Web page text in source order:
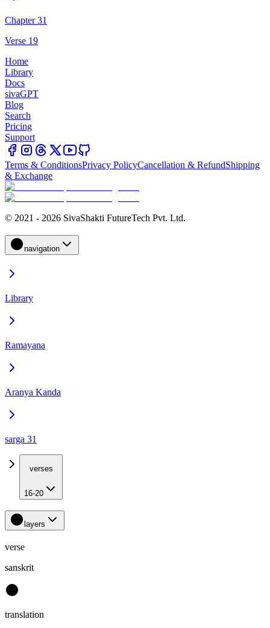
Chapter 31
Verse 19
Home
Library
Docs
sivaGPT
Blog
Search
Pricing
Support
Terms & ConditionsPrivacy PolicyCancellation & RefundShipping
& Exchange
© 2021 - 2026 SivaShakti FutureTech Pvt. Ltd.
navigation
Library
Ramayana
Aranya Kanda
sarga 31
verses
16-20
layers
verse
sanskrit
translation